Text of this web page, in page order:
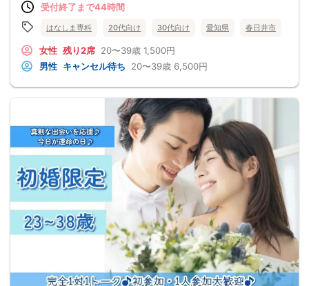
受付終了まで44時間
はなしま専科 20代向け 30代向け 愛知県 春日井市
女性 残り2席 20〜39歳 1,500円
男性 キャンセル待ち 20〜39歳 6,500円